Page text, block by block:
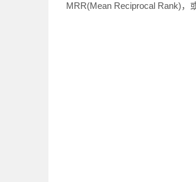
MRR(Mean Reciprocal Rank)，